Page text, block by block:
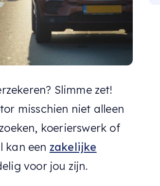
Slimme zet!
misschien niet alleen
koerierswerk of
kan een zakelijke
voor jou zijn.